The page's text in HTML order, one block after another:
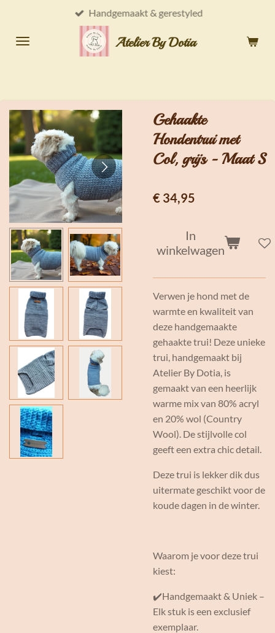
naar
Atelier By Dotia
Handgemaakt & gerestyled
Gehaakte
Hondentrui met
Col, grijs - Maat S
€ 34,95
In
winkelwagen
Verwen je hond met de
warmte en kwaliteit van
deze handgemaakte
gehaakte trui! Deze unieke
trui, handgemaakt bij
Atelier By Dotia, is
gemaakt van een heerlijk
warme mix van 80% acryl
en 20% wol (Country
Wool). De stijlvolle col
geeft een extra chic detail.
Deze trui is lekker dik dus
uitermate geschikt voor de
koude dagen in de winter.
Waarom je voor deze trui
kiest:
✔️Handgemaakt & Uniek –
Elk stuk is een exclusief
exemplaar.